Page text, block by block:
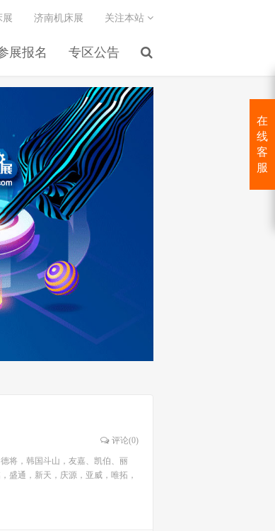
展报名 专区公告
展 济南机床展 关注本站
评论(0)
将，韩国斗山，友嘉、凯伯、丽
盛通，新天，庆源，亚威，唯拓，
在
线
客
服